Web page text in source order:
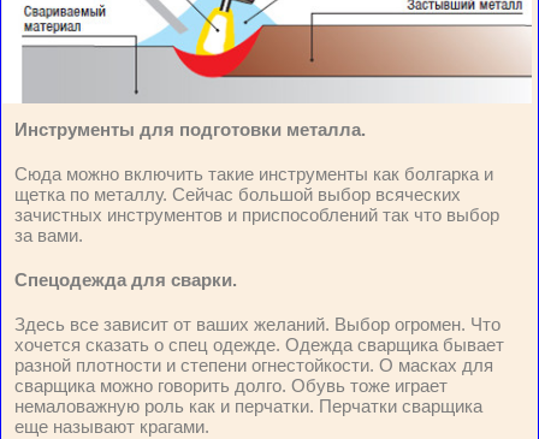
Инструменты для подготовки металла.
Сюда можно включить такие инструменты как болгарка и
щетка по металлу. Сейчас большой выбор всяческих
зачистных инструментов и приспособлений так что выбор
за вами.
Спецодежда для сварки.
Здесь все зависит от ваших желаний. Выбор огромен. Что
хочется сказать о спец одежде. Одежда сварщика бывает
разной плотности и степени огнестойкости. О масках для
сварщика можно говорить долго. Обувь тоже играет
немаловажную роль как и перчатки. Перчатки сварщика
еще называют крагами.